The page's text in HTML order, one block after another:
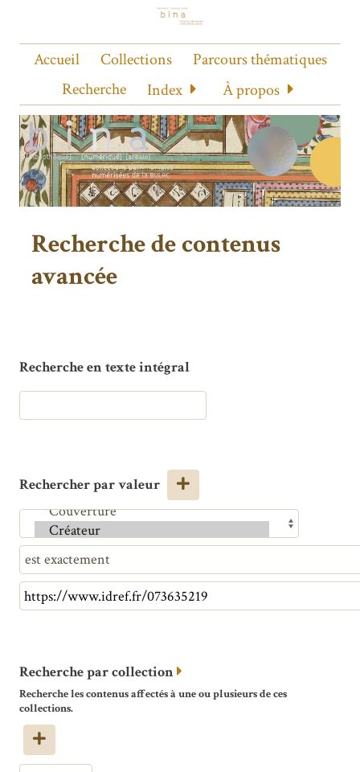
Accueil Collections
Parcours thématiques
Recherche
Index À propos
Recherche de contenus
avancée
Recherche en texte intégral
Rechercher par valeur
Recherche par collection
Recherche les contenus affectés à une ou plusieurs de ces
collections.